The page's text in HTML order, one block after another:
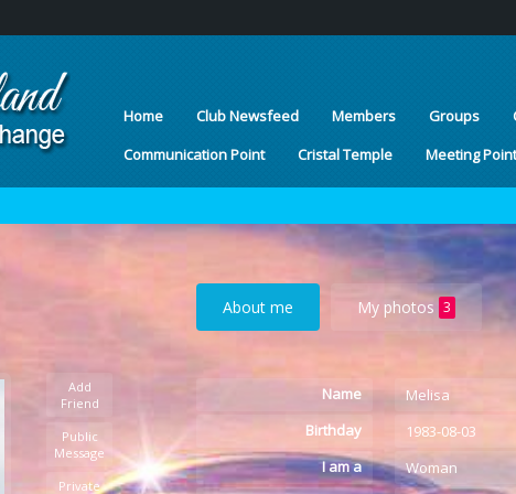
Home Club Newsfeed Members Groups
Communication Point
Cristal Temple Meeting Point
Add
Friend
Public
Message
Private
About me My photos 3
Name
Melisa
Birthday
1983-08-03
I am a
Woman